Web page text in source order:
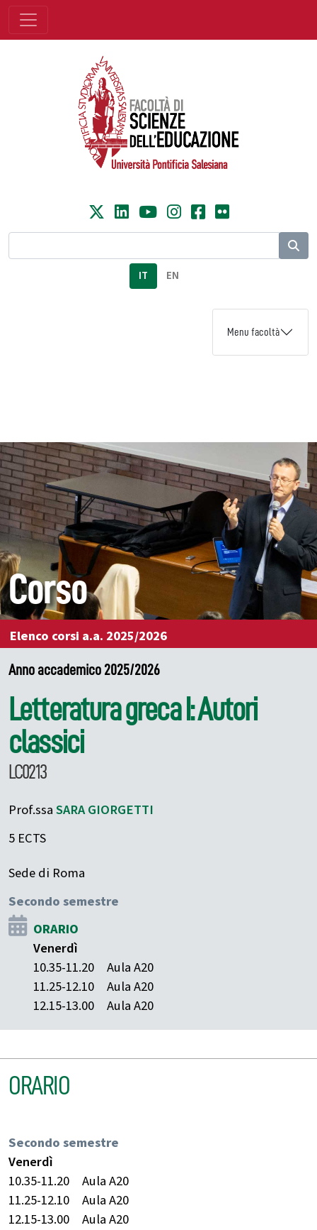
IT EN
Menu facoltà
Corso
Elenco corsi a.a. 2025/2026
Anno accademico 2025/2026
Letteratura greca I: Autori
classici
LC0213
Prof.ssaSARAGIORGETTI
5 ECTS
Sede di Roma
Secondo semestre
ORARIO
Venerdì
10.35-11.20
Aula A20
11.25-12.10
Aula A20
12.15-13.00
Aula A20
ORARIO
Secondo semestre
Venerdì
10.35-11.20
Aula A20
11.25-12.10
Aula A20
12.15-13.00
Aula A20